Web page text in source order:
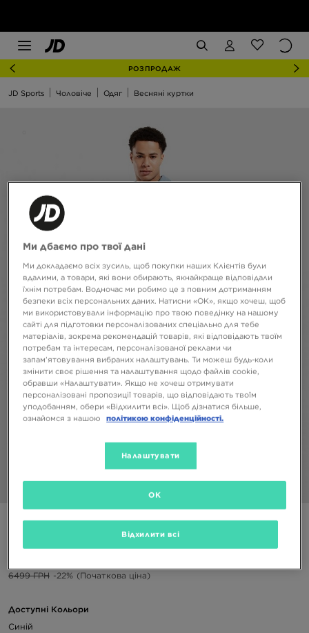
РОЗПРОДАЖ
JD Sports Чоловіче Одяг Весняні куртки
ADIDAS КУРТКА DENIM FB JACKET
6499 ГРН -22% (Початкова ціна)
Доступні Кольори
Синій
Ми дбаємо про твої дані
Ми докладаємо всіх зусиль, щоб покупки наших Клієнтів були
вдалими, а товари, які вони обирають, якнайкраще відповідали
їхнім потребам. Водночас ми робимо це з повним дотриманням
безпеки всіх персональних даних. Натисни «OK», якщо хочеш, щоб
ми використовували інформацію про твою поведінку на нашому
сайті для підготовки персоналізованих спеціально для тебе
матеріалів, зокрема рекомендацій товарів, які відповідають твоїм
потребам та інтересам, персоналізованої реклами чи
запам’ятовування вибраних налаштувань. Ти можеш будь-коли
змінити своє рішення та налаштування щодо файлів cookie,
обравши «Налаштувати». Якщо не хочеш отримувати
персоналізовані пропозиції товарів, що відповідають твоїм
уподобанням, обери «Відхилити всі». Щоб дізнатися більше,
ознайомся з нашою
політикою конфіденційності.
Налаштувати
Відхилити всі
OK